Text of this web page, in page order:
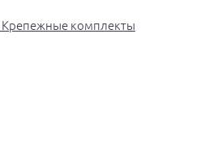
Крепежные комплекты